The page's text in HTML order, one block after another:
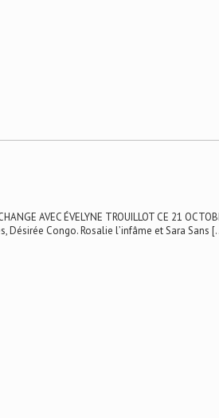
AVEC ÉVELYNE TROUILLOT CE 21
Désirée Congo. Rosalie l’infâme et Sara Sans